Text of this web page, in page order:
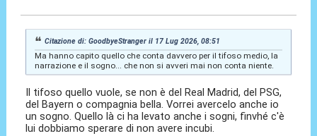
Citazione di: GoodbyeStranger il 17 Lug 2026, 08:51
Ma hanno capito quello che conta davvero per il tifoso medio, la
narrazione e il sogno... che non si avveri mai non conta niente.
Il tifoso quello vuole, se non è del Real Madrid, del PSG,
del Bayern o compagnia bella. Vorrei avercelo anche io
un sogno. Quello là ci ha levato anche i sogni, finvhé c'è
lui dobbiamo sperare di non avere incubi.